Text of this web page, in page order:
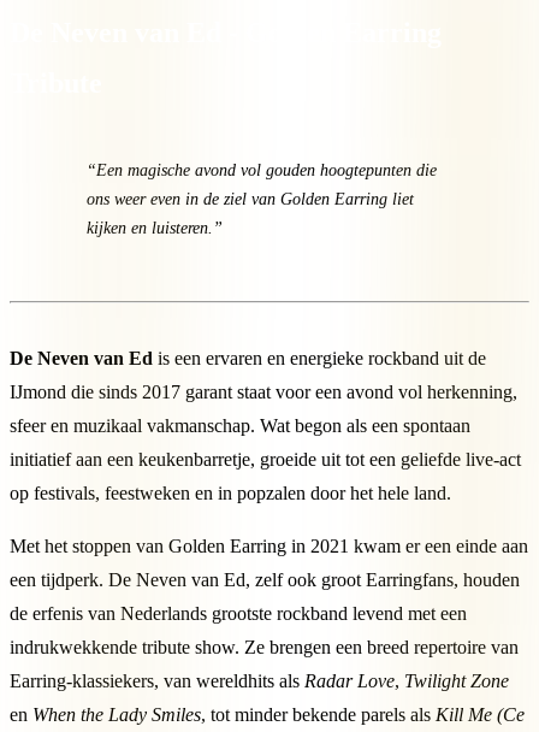
“Een magische avond vol gouden hoogtepunten die
ons weer even in de ziel van Golden Earring liet
kijken en luisteren.”
De Neven van Ed is een ervaren en energieke rockband uit de
IJmond die sinds 2017 garant staat voor een avond vol herkenning,
sfeer en muzikaal vakmanschap. Wat begon als een spontaan
initiatief aan een keukenbarretje, groeide uit tot een geliefde live-act
op festivals, feestweken en in popzalen door het hele land.
Met het stoppen van Golden Earring in 2021 kwam er een einde aan
een tijdperk. De Neven van Ed, zelf ook groot Earringfans, houden
de erfenis van Nederlands grootste rockband levend met een
indrukwekkende tribute show. Ze brengen een breed repertoire van
Earring-klassiekers, van wereldhits als Radar Love, Twilight Zone
en When the Lady Smiles, tot minder bekende parels als Kill Me (Ce